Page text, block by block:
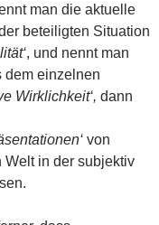
man die aktuelle
beteiligten Situation
, und nennt man
dem einzelnen
Wirklichkeit‘, dann
von
Welt in der subjektiv